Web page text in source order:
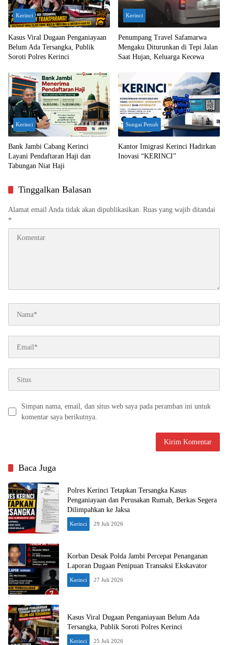
Kerinci
Kasus Viral Dugaan Penganiayaan
Belum Ada Tersangka, Publik
Soroti Polres Kerinci
Kerinci
Penumpang Travel Safamarwa
Mengaku Diturunkan di Tepi Jalan
Saat Hujan, Keluarga Kecewa
Kerinci
Bank Jambi Cabang Kerinci
Layani Pendaftaran Haji dan
Tabungan Niat Haji
Sungai Penuh
Kantor Imigrasi Kerinci Hadirkan
Inovasi “KERINCI”
Tinggalkan Balasan
Alamat email Anda tidak akan dipublikasikan. Ruas yang wajib ditandai
*
Simpan nama, email, dan situs web saya pada peramban ini untuk
komentar saya berikutnya.
Baca Juga
Polres Kerinci Tetapkan Tersangka Kasus
Penganiayaan dan Perusakan Rumah, Berkas Segera
Dilimpahkan ke Jaksa
Kerinci 29 Juli 2026
Korban Desak Polda Jambi Percepat Penanganan
Laporan Dugaan Penipuan Transaksi Ekskavator
Kerinci 27 Juli 2026
Kasus Viral Dugaan Penganiayaan Belum Ada
Tersangka, Publik Soroti Polres Kerinci
Kerinci 25 Juli 2026